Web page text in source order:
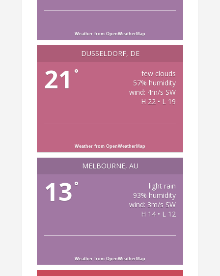
Weather from OpenWeatherMap
DÜSSELDORF, DE
21 °
few clouds
57% humidity
wind: 4m/s SW
H 22 • L 19
Weather from OpenWeatherMap
MELBOURNE, AU
13 °
light rain
93% humidity
wind: 3m/s SW
H 14 • L 12
Weather from OpenWeatherMap